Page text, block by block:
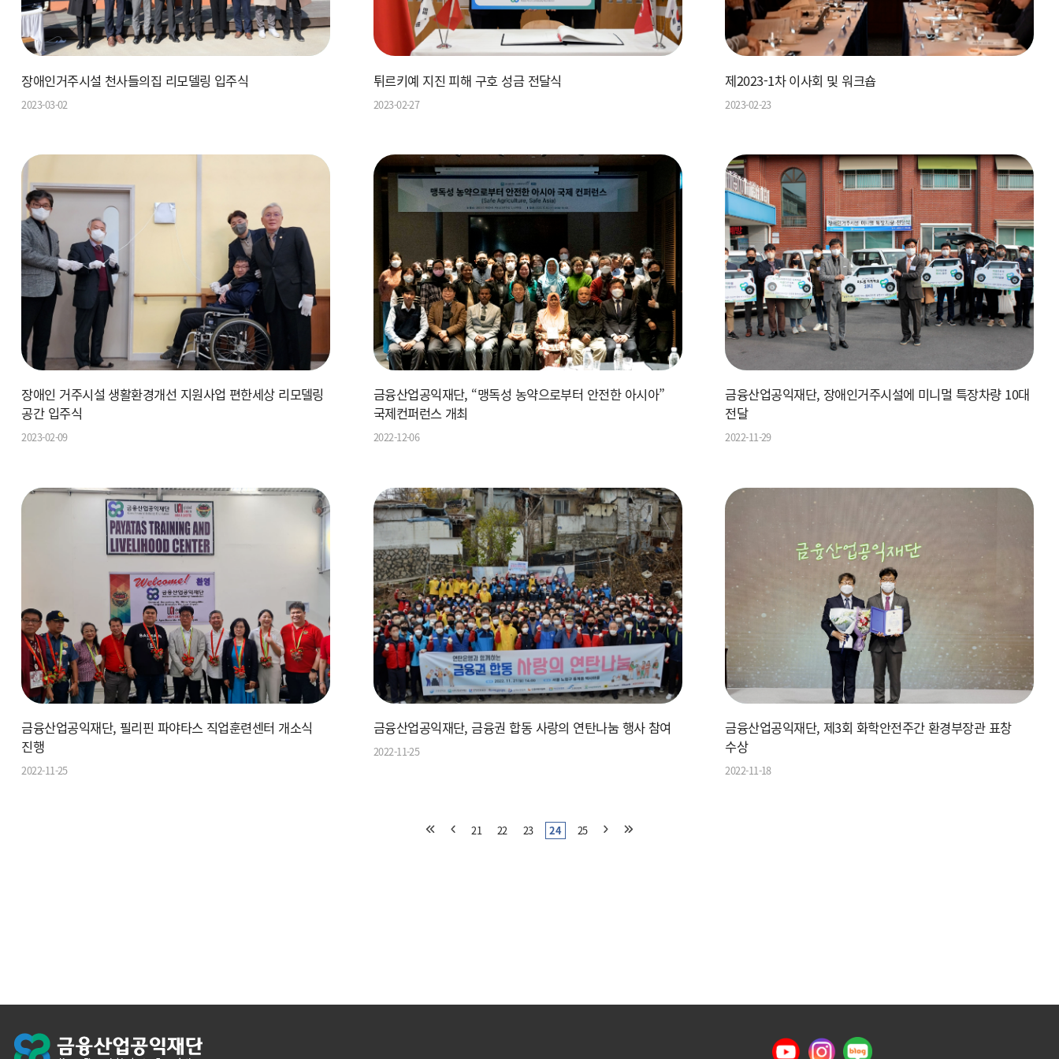
장애인거주시설 천사들의집 리모델링 입주식
2023-03-02
튀르키예 지진 피해 구호 성금 전달식
2023-02-27
제2023-1차 이사회 및 워크숍
2023-02-23
장애인 거주시설 생활환경개선 지원사업 편한세상 리모델링
공간 입주식
2023-02-09
금융산업공익재단, “맹독성 농약으로부터 안전한 아시아”
국제컨퍼런스 개최
2022-12-06
금융산업공익재단, 장애인거주시설에 미니멀 특장차량 10대
전달
2022-11-29
금융산업공익재단, 필리핀 파야타스 직업훈련센터 개소식
진행
2022-11-25
금융산업공익재단, 금융권 합동 사랑의 연탄나눔 행사 참여
2022-11-25
금융산업공익재단, 제3회 화학안전주간 환경부장관 표창
수상
2022-11-18
21 22 23 24 25